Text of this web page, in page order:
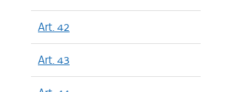
Art. 42
Art. 43